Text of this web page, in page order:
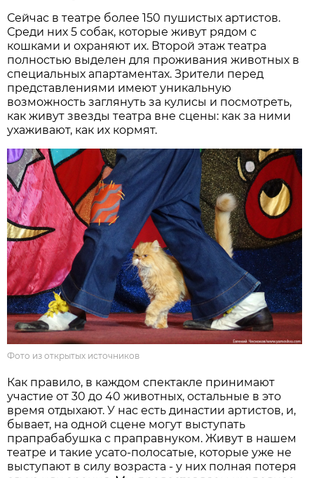
Сейчас в театре более 150 пушистых артистов.
Среди них 5 собак, которые живут рядом с
кошками и охраняют их. Второй этаж театра
полностью выделен для проживания животных в
специальных апартаментах. Зрители перед
представлениями имеют уникальную
возможность заглянуть за кулисы и посмотреть,
как живут звезды театра вне сцены: как за ними
ухаживают, как их кормят.
Фото из открытых источников
Как правило, в каждом спектакле принимают
участие от 30 до 40 животных, остальные в это
время отдыхают. У нас есть династии артистов, и,
бывает, на одной сцене могут выступать
прапрабабушка с праправнуком. Живут в нашем
театре и такие усато-полосатые, которые уже не
выступают в силу возраста - у них полная потеря